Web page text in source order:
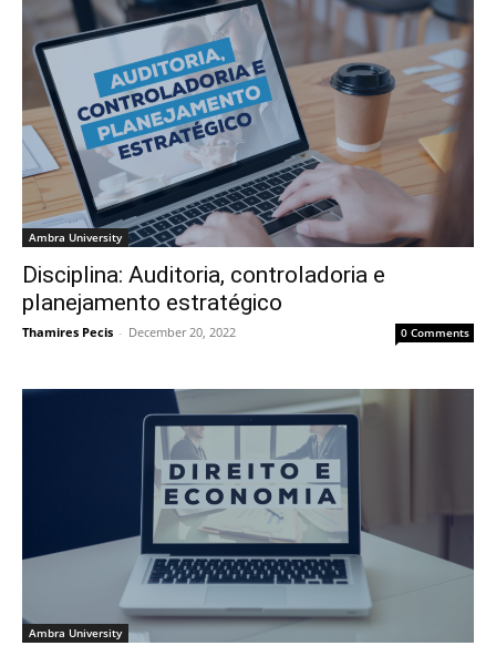
Ambra University
Disciplina: Auditoria, controladoria e
planejamento estratégico
Thamires Pecis - December 20, 2022 0 Comments
Ambra University